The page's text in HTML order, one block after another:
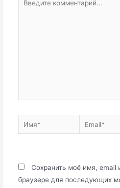
комментарий...
Имя* Email*
Сохранить моё имя, email
браузере для последующих